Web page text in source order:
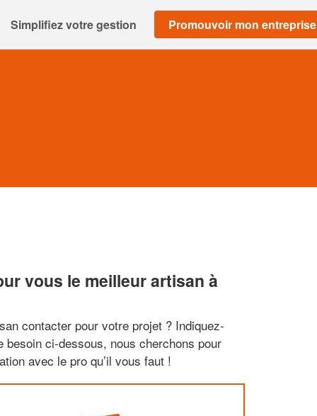
Simplifiez votre gestion Promouvoir mon entreprise
vous le meilleur artisan à
contacter pour votre projet ? Indiquez-
besoin ci-dessous, nous cherchons pour
avec le pro qu’il vous faut !